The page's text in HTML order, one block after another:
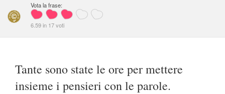
Vota la frase:
6.59in 17voti
Tante sono state le ore per mettere
insieme i pensieri con le parole.